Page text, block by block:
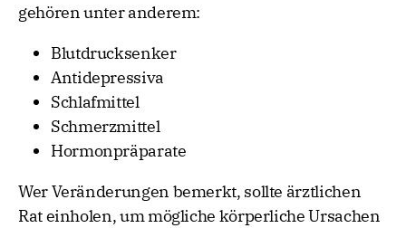
gehören unter anderem:
Blutdrucksenker
Antidepressiva
Schlafmittel
Schmerzmittel
Hormonpräparate
Wer Veränderungen bemerkt, sollte ärztlichen
Rat einholen, um mögliche körperliche Ursachen